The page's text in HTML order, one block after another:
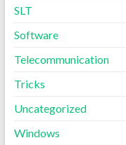
SLT
Software
Telecommunication
Tricks
Uncategorized
Windows